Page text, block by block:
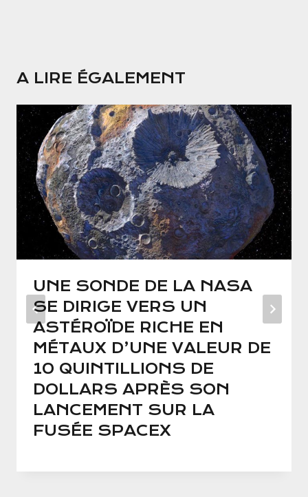
A LIRE ÉGALEMENT
UNE SONDE DE LA NASA
SE DIRIGE VERS UN
ASTÉROÏDE RICHE EN
MÉTAUX D’UNE VALEUR DE
10 QUINTILLIONS DE
DOLLARS APRÈS SON
LANCEMENT SUR LA
FUSÉE SPACEX